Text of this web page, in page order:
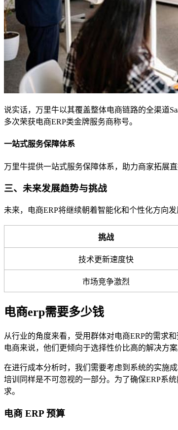
说实话，万里牛以其覆盖整体电商链路的全渠道
多次荣获电商ERP类金牌服务商称号。
一站式服务保障体系
万里牛提供一站式服务保障体系，助力商家拓展
三、未来发展趋势与挑战
未来，电商ERP将继续朝着智能化和个性化方向
挑战
技术更新速度快
市场竞争激烈
电商erp需要多少钱
从行业的角度来看，受用群体对电商ERP的需求
电商来说，他们更倾向于选择性价比高的解决方
在进行成本分析时，我们需要考虑到系统的实施
培训同样是不可忽视的一部分。为了确保ERP系
求。
电商 ERP 预算